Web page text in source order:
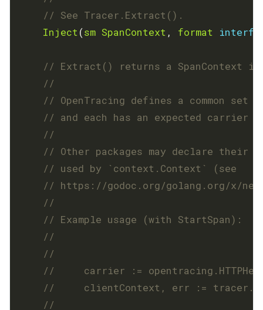
	// See Tracer.Extract().
Inject(sm SpanContext , format
// Extract() returns a SpanContext
// OpenTracing defines a common set
// and each has an expected carrier
// Other packages may declare their
// used by `context.Context` (see
// https://godoc.org/golang.org/x/net/
	// Example usage (with StartSpan):
	//
//     carrier :=
//     clientContext, err :=